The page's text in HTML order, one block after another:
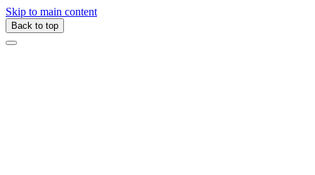
Skip to main content
Back to top